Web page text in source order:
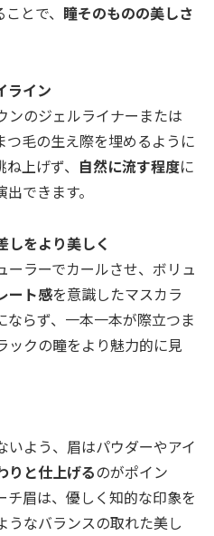
とで、 瞳そのものの美しさ
ライン
ンのジェルライナーまたは
つ毛の生え際を埋めるように
上げず、 自然に流す程度に
できます。
しをより美しく
ーラーでカールさせ、ボリュ
ート感を意識したマスカラ
ならず、一本一本が際立つま
ックの瞳をより魅力的に見
いよう、眉はパウダーやアイ
りと仕上げるのがポイン
チ眉は、優しく知的な印象を
うなバランスの取れた美し